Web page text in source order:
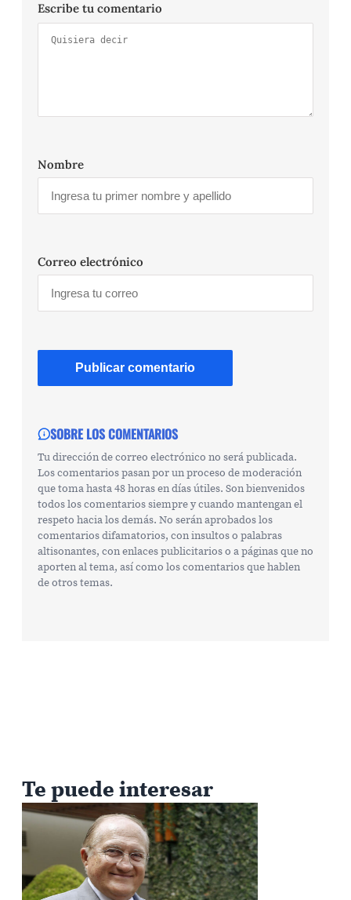
Escribe tu comentario
Nombre
Correo electrónico
SOBRE LOS COMENTARIOS
Tu dirección de correo electrónico no será publicada.
Los comentarios pasan por un proceso de moderación
que toma hasta 48 horas en días útiles. Son bienvenidos
todos los comentarios siempre y cuando mantengan el
respeto hacia los demás. No serán aprobados los
comentarios difamatorios, con insultos o palabras
altisonantes, con enlaces publicitarios o a páginas que no
aporten al tema, así como los comentarios que hablen
de otros temas.
Te puede interesar